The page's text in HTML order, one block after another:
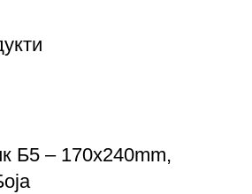
Б5 – 170x240mm,